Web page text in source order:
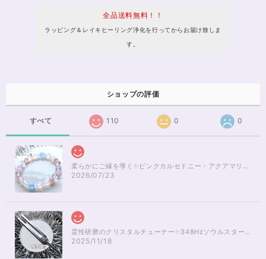
全品送料無料！！
ラッピング＆レイキヒーリング浄化を行ってからお届け致しま
す。
ショップの評価
すべて 110 0 0
柔らかにご縁を導く✨ピンクカルセドニー・アクアマリンブレスレット16cm
2026/07/23
霊性研磨のクリスタルチューナー✨348Hzソウルスターチャクラのヒーリング
2025/11/18